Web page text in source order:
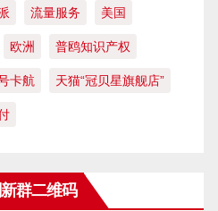
流量服务 美国
欧洲 普鸥知识产权
卡航 天猫“冠贝星旗舰店”
群二维码